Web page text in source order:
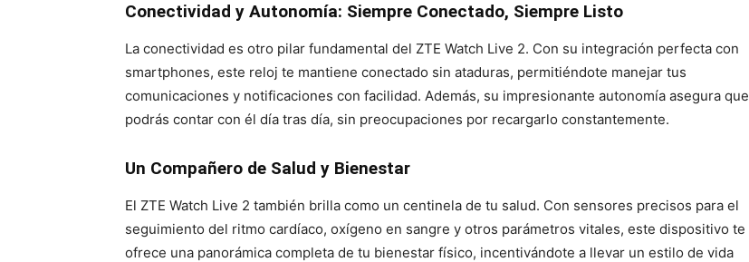
Conectividad y Autonomía: Siempre Conectado, Siempre Listo
La conectividad es otro pilar fundamental del ZTE Watch Live 2. Con su integración perfecta con
smartphones, este reloj te mantiene conectado sin ataduras, permitiéndote manejar tus
comunicaciones y notificaciones con facilidad. Además, su impresionante autonomía asegura que
podrás contar con él día tras día, sin preocupaciones por recargarlo constantemente.
Un Compañero de Salud y Bienestar
El ZTE Watch Live 2 también brilla como un centinela de tu salud. Con sensores precisos para el
seguimiento del ritmo cardíaco, oxígeno en sangre y otros parámetros vitales, este dispositivo te
ofrece una panorámica completa de tu bienestar físico, incentivándote a llevar un estilo de vida